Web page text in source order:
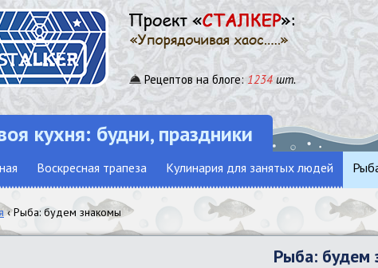
Рецептов на блоге: 1234 шт.
кухня: будни, праздники
Воскресная трапеза Кулинария для занятых людей
‹ Рыба: будем знакомы
Рыба: будем